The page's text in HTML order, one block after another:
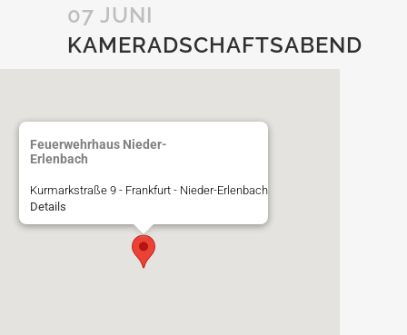
07 JUNI
KAMERADSCHAFTSABEND
Feuerwehrhaus Nieder-
Erlenbach
Kurmarkstraße 9 - Frankfurt - Nieder-Erlenbach
Details